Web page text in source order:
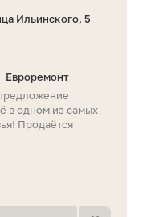
Ильинского, 5
Евроремонт
в одном из самых
Продаётся